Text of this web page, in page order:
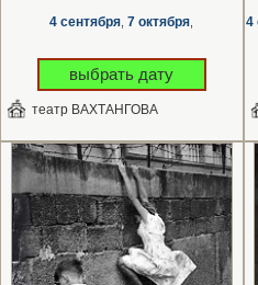
4 сентября 7 октября
выбрать дату
театр ВАХТАНГОВА
4